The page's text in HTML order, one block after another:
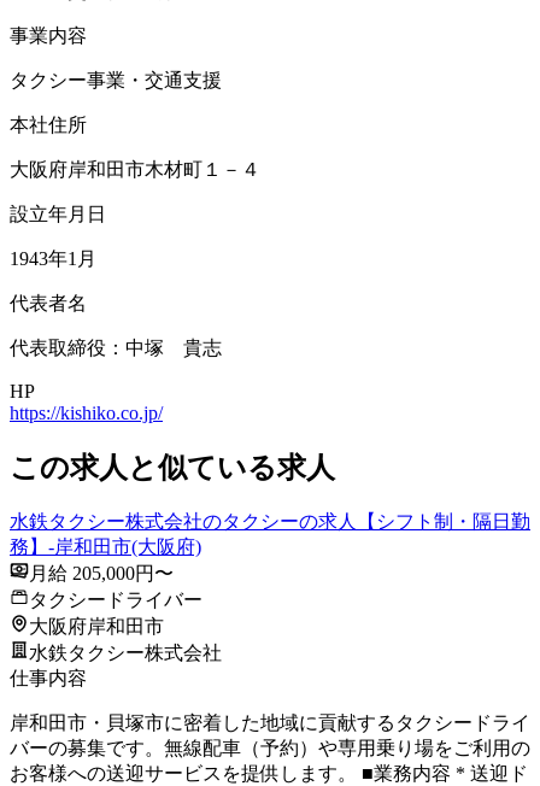
事業内容
タクシー事業・交通支援
本社住所
大阪府岸和田市木材町１－４
設立年月日
1943年1月
代表者名
代表取締役：中塚 貴志
HP
https://kishiko.co.jp/
この求人と似ている求人
水鉄タクシー株式会社のタクシーの求人【シフト制・隔日勤
務】-岸和田市(大阪府)
月給 205,000円〜
タクシードライバー
大阪府岸和田市
水鉄タクシー株式会社
仕事内容
岸和田市・貝塚市に密着した地域に貢献するタクシードライ
バーの募集です。無線配車（予約）や専用乗り場をご利用の
お客様への送迎サービスを提供します。 ■業務内容 * 送迎ド